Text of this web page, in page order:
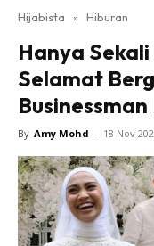
Hijabista » Hiburan
Hanya
Selamat
By Amy Mohd - 18 Nov